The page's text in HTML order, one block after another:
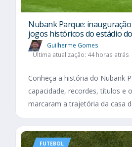
Nubank Parque:
jogos históricos do estádio
Guilherme Gomes
Última atualização: 44 horas atrás
Conheça a história do Nubank
capacidade, recordes, títulos e
marcaram a trajetória da casa
FUTEBOL